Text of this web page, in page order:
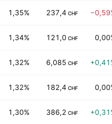
1,35% 237,4 CHF
1,34% 121,0 CHF
1,32% 6,085 CHF
1,32% 182,4 CHF
1,30% 386,2 CHF